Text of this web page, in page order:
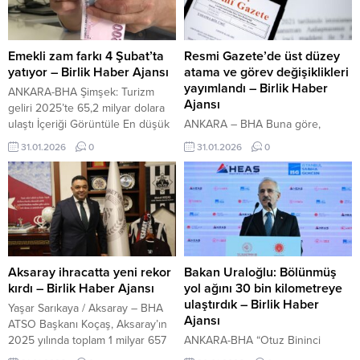
Merkezi’ne bildirilmesi üzerine
bölgeye jandarma, sağlık, itfaiye
ekipleri ile İl Afet ve Acil Durum
Müdürlüğü (AFAD) ekipleri sevk
edildi. Bursa’da “Ulusal Beste
Yarışması”...
milyar 635 milyon TL Kulüp
tarafından açıklanan mali tabloya
göre, 30 Kasım 2025 itibarıyla
Fenerbahçe’nin toplam borç ve
yükümlülükleri 27...
Emekli zam farkı 4 Şubat’ta
yatıyor – Birlik Haber Ajansı
ANKARA-BHA Şimşek: Turizm
geliri 2025’te 65,2 milyar dolara
ulaştı İçeriği Görüntüle En düşük
SSK ve Bağ-Kur emekli maaşının
20 bin TL’ye yükseltilmesi sonrası
oluşan aylık fark ödemelerine
ilişkin Sosyal Güvenlik
Kurumu’ndan (SGK) açıklama
geldi. Yapılan düzenleme
kapsamında emeklilerin alacağı
fark tutarları belirlendi. Fark
tutarları 4 Şubat’ta ödenecek SGK
tarafından yapılan...
31.01.2026 0
Resmi Gazete’de üst düzey
atama ve görev değişiklikleri
yayımlandı – Birlik Haber
Ajansı
ANKARA – BHA Buna göre,
Cumhurbaşkanlığı
Başdanışmanlığına Hasan Suver
atanırken, Suver aynı zamanda
Çevre, Şehircilik ve İklim
Değişikliği Bakanlığı Bakan
Yardımcılığı görevine de getirildi.
Dış temsilciliklere yönelik
atamalar kapsamında, Malta
Cumhuriyeti Nezdinde Türkiye
Cumhuriyeti Büyükelçiliğine,
Protokol Genel Müdür Yardımcısı
Barkın Kayaoğlu atanırken, Papua
Yeni Gine Bağımsız Devleti
31.01.2026 0
Aksaray ihracatta yeni rekor
kırdı – Birlik Haber Ajansı
Yaşar Sarıkaya / Aksaray – BHA
ATSO Başkanı Koçaş, Aksaray’ın
2025 yılında toplam 1 milyar 657
milyon 805 bin dolar ihracat
Bakan Uraloğlu: Bölünmüş
yol ağını 30 bin kilometreye
ulaştırdık – Birlik Haber
Ajansı
ANKARA-BHA “Otuz Bininci
Kilometre Bölünmüş Yol Hizmete